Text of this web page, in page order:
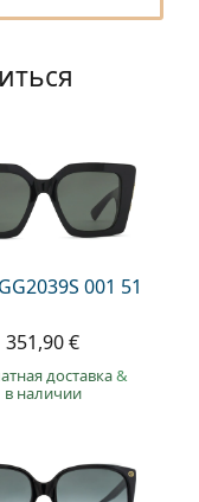
001 51
351,90 €
доставка&
в наличии